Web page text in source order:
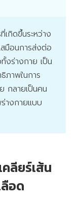
กิดขึ้นระหว่าง
สมือนการส่งต่อ
งร่างกาย เป็น
ภาพในการ
กลายเป็นคน
างกายแบบ
คลียร์เส้น
อด